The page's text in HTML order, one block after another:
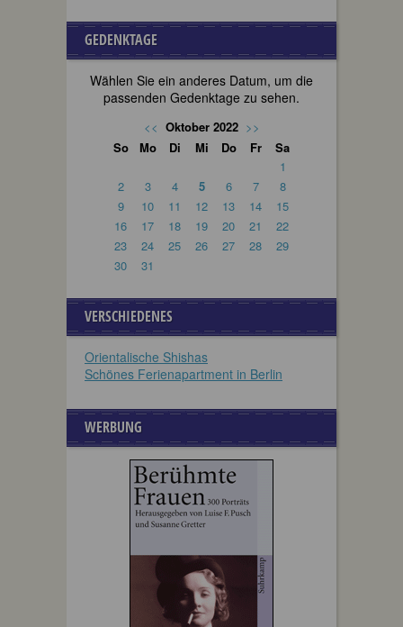
GEDENKTAGE
Wählen Sie ein anderes Datum, um die
passenden Gedenktage zu sehen.
<< Oktober 2022 >>
So
Mo Di Mi Do Fr
Sa
1
2
3 4 5 6 7
8
9
10 11 12 13 14
15
16
17 18 19 20 21
22
23
24 25 26 27 28
29
30
31
VERSCHIEDENES
Orientalische Shishas
Schönes Ferienapartment in Berlin
WERBUNG